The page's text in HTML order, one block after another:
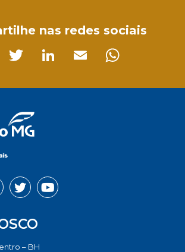
nas redes sociais
– BH